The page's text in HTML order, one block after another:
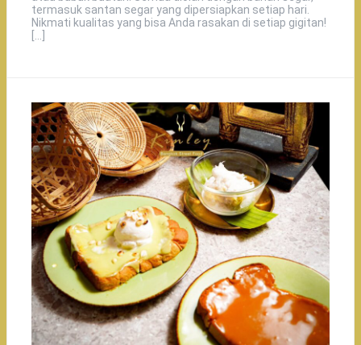
termasuk santan segar yang dipersiapkan setiap hari.
Nikmati kualitas yang bisa Anda rasakan di setiap gigitan!
[…]